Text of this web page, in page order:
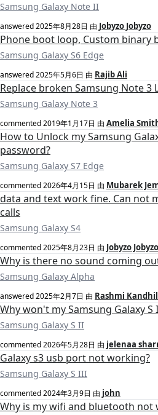
Samsung Galaxy Note II
answered2025年8月28日 由 Jobyzo Jobyzo
Phone boot loop, Custom binary
Samsung Galaxy S6 Edge
answered2025年5月6日 由 Rajib Ali
Replace broken Samsung Note 3
Samsung Galaxy Note 3
commented2019年1月17日 由 Amelia
How to Unlock my Samsung
password?
Samsung Galaxy S7 Edge
commented2026年4月15日 由 Mubarek
data and text work fine. Can not
calls
Samsung Galaxy S4
commented2025年8月23日 由 Jobyzo Jobyzo
Why is there no sound coming
Samsung Galaxy Alpha
answered2025年2月7日 由 Rashmi Kandhil
Why won't my Samsung Galaxy S
Samsung Galaxy S II
commented2026年5月28日 由 jelenaa
Galaxy s3 usb port not working?
Samsung Galaxy S III
commented2024年3月9日 由 john
Why is my wifi and bluetooth not